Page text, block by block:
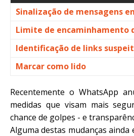
Sinalização de mensagens
Limite de encaminhamento
Identificação de links
Marcar como lido
Recentemente o WhatsApp
medidas que visam mais
chance de golpes - e
Alguma destas mudanças ainda